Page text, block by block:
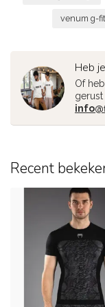
venum g-
Heb
Of
Recent